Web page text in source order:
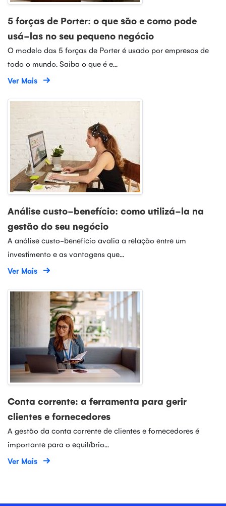
5 forças de Porter: o que são e como pode
usá-las no seu pequeno negócio
O modelo das 5 forças de Porter é usado por empresas de
todo o mundo. Saiba o que é e...
Ver Mais
Análise custo-benefício: como utilizá-la na
gestão do seu negócio
A análise custo-benefício avalia a relação entre um
investimento e as vantagens que...
Ver Mais
Conta corrente: a ferramenta para gerir
clientes e fornecedores
A gestão da conta corrente de clientes e fornecedores é
importante para o equilíbrio...
Ver Mais